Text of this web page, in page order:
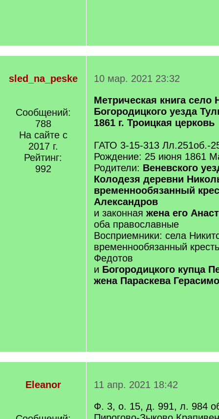
sled_na_peske
Сообщений:
788
На сайте с
2017 г.
Рейтинг:
992
10 мар. 2021 23:32
Метрическая книга село
Богородицкого уезда
1861 г. Троицкая церковь
ГАТО 3-15-313 Лл.251об.-
Рождение: 25 июня 1861
Родители: Веневского
Колодезя деревни
временнообязанный
Александров
и законная жена его
оба православные
Восприемники: села
временнообязанный
Федотов
и Богородицкого купца
жена Параскева
Eleanor
11 апр. 2021 18:42
Ф. 3, о. 15, д. 991, л. 984